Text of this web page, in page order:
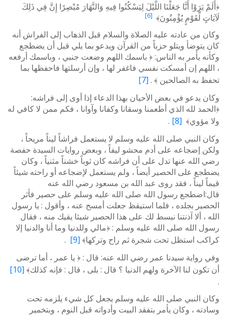
﴿أَلَمْ يَرَوْا أَنَّا جَعَلْنَا اللَّيْلَ لِيَسْكُنُوا فِيهِ وَالنَّهَارَ مُبْصِرًا إِنَّ فِي ذَلِكَ
لَآيَاتٍ لِّقَوْمٍ يُؤْمِنُونَ﴾ [6]
وكان من عادته عليه الصلاة والسلام قبل الذهاب إلى الفراش أنه
كان يتوضأ ويتلو حزباً من القرآن ويدعو بما يلي قبل أن يضطجع
وكأنه يأمر به الناس: ﴿ باسمك اللهم وضعت جنبي ، وباسمك أرفعه
، اللهم إن أمسكت نفسي فاغفر لها ، وإن أرسلتها فاحفظها بما
تحفظ به الصالحين ﴾ . [7]
وكان يدعو في بعض الأحيان بهذا الدعاء إذا أوى إلى فراشه:
﴿الحمد لله الذي أطعمنا وسقانا وكفانا وآوانا ، فكم ممن لا كافي له
ولا مؤوي﴾ [8]
.
وكان النبي صلى الله عليه وسلم لا يستعمل فراشاً ليناً مريحاً ،
ولكن إضجاعه على أدم محشو ليفاً ، وبعض روايات السيدة حفصة
رضي الله عنها تدل على أن فراشه كان ثوباً خشناً مثنياً ، وكان
يضطجع على الحصير أيضاً ، ولم يستعمل لإضجاعه أو راحته شيئاً
قيماً ليناً ، فقد روى عبد الله بن مسعود رضي الله عنه
قال:اضطجع رسول الله صلى الله عليه وسلم على حصير فأثر
الحصير بجلده ، فلما استيقظ جعلت أمسح عنه ، وأقول : يا رسول
الله ، ألا آذنتنا نبسط لك على هذا الحصير شيئا يقيك منه ، فقال
رسول الله صلى الله عليه وسلم : ﴿مالي وللدنيا وما أنا والدنيا إلا
كراكب استظل تحت شجرة ثم راح وتركها﴾ [9]
.
وفي رواية سيدنا عمر رضي الله عنه: قال : ﴿ يا عمر ، أما ترضى
أن تكون لنا الآخرة ولهم الدنيا ؟ قال : بلى ، قال : فإنه كذلك﴾ [10]
.
وكان النبي صلى الله عليه وسلم يجعل كل شيء يلزمه تحت
وسادته ، وكان يأمر بتفقد البيت وأدواته قبل النوم ، وبتخمير